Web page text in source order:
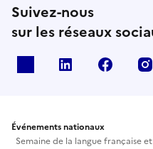
Suivez-nous
sur les réseaux
Linkedin
Événements nationaux
Semaine de la langue française